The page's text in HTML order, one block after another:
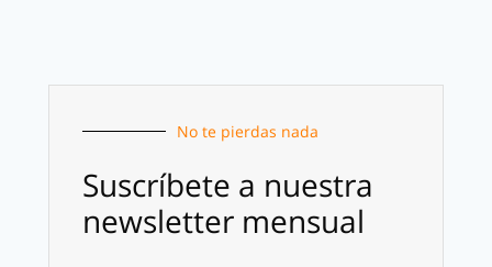
No te pierdas nada
Suscríbete a nuestra
newsletter mensual